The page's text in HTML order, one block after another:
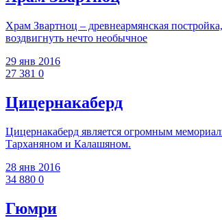
Храм Звартноц – древнеармянская
воздвигнуть нечто необычное
29 янв 2016
27 381 0
Цицернакаберд
Цицернакаберд является огромным
Тарханяном и Калашяном.
28 янв 2016
34 880 0
Гюмри